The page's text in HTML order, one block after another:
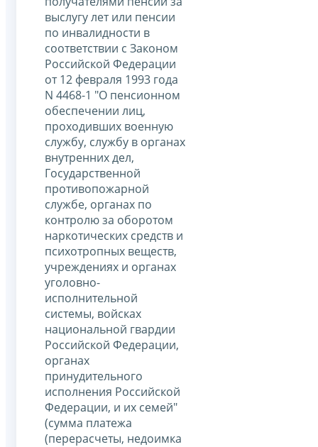
выслугу лет или пенсии
по инвалидности в
соответствии с Законом
Российской Федерации
от 12 февраля 1993 года
N 4468-1 "О пенсионном
обеспечении лиц,
проходивших военную
службу, службу в органах
внутренних дел,
Государственной
противопожарной
службе, органах по
контролю за оборотом
наркотических средств и
психотропных веществ,
учреждениях и органах
уголовно-
исполнительной
системы, войсках
национальной гвардии
Российской Федерации,
органах
принудительного
исполнения Российской
Федерации, и их семей"
(сумма платежа
(перерасчеты, недоимка